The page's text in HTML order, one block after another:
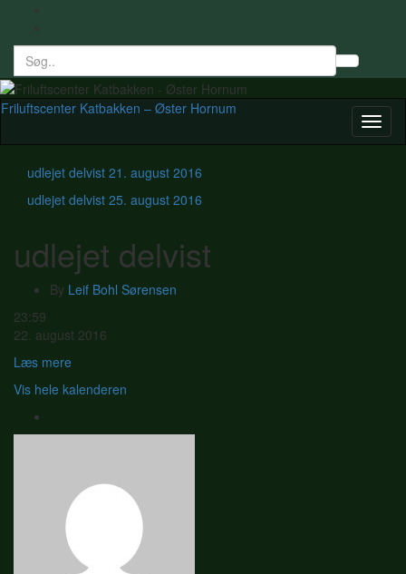
form
Search
for:
Friluftscenter Katbakken – Øster Hornum
udlejet delvist 21. august 2016
udlejet delvist 25. august 2016
udlejet delvist
By Leif Bohl Sørensen
udlejet
delvist
23:59
22. august 2016
Læs mere
Vis hele kalenderen